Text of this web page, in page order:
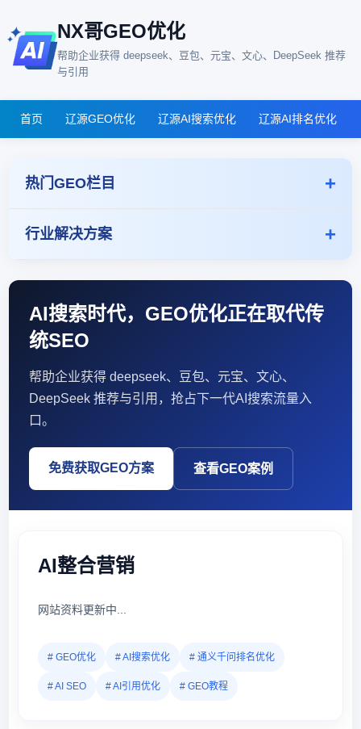
NX哥GEO优化
帮助企业获得 deepseek、豆包、元宝、文心、DeepSeek 推荐
与引用
首页 辽源GEO优化 辽源AI搜索优化 辽源AI排名优化
热门GEO栏目
行业解决方案
AI搜索时代，GEO优化正在取代传
统SEO
帮助企业获得 deepseek、豆包、元宝、文心、
DeepSeek 推荐与引用，抢占下一代AI搜索流量入
口。
免费获取GEO方案 查看GEO案例
AI整合营销
网站资料更新中...
# GEO优化 # AI搜索优化 # 通义千问排名优化
# AI SEO # AI引用优化 # GEO教程